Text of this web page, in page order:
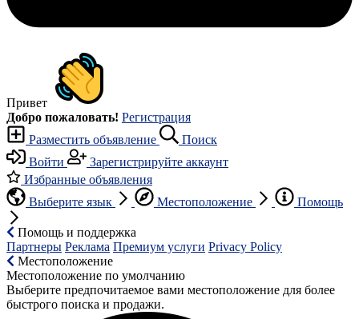
Привет
Добро пожаловать! Регистрация
Разместить объявление
Поиск
Войти
Зарегистрируйте аккаунт
Избранные объявления
Выберите язык
Местоположение Помощь
Помощь и поддержка
Партнеры Реклама Премиум услуги Privacy Policy
Местоположение
Местоположение по умолчанию
Выберите предпочитаемое вами местоположение для более
быстрого поиска и продажи.